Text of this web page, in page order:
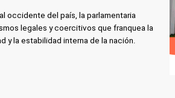
occidente del país, la parlamentaria
legales y coercitivos que franquea la
y la estabilidad interna de la nación.